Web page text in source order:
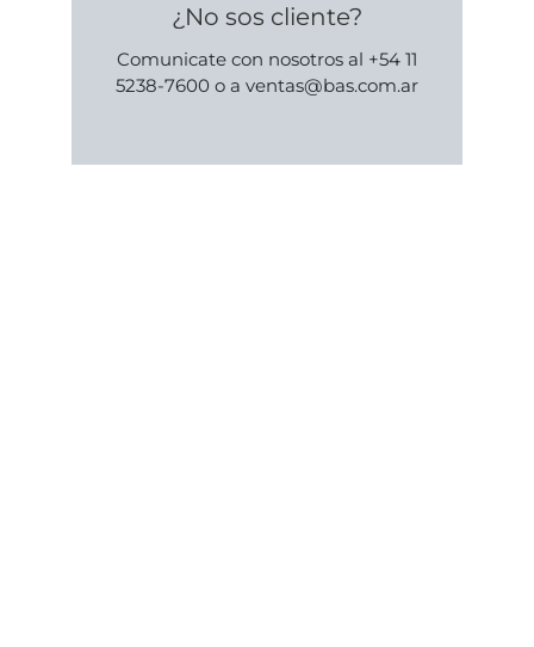
¿No sos cliente?
Comunicate con nosotros al +54 11
5238-7600 o a ventas@bas.com.ar